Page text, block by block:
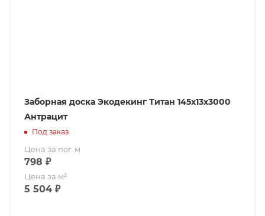
Заборная доска Экодекинг Титан 145х13x3000
Антрацит
Под заказ
Цена за пог. м
798 ₽
Цена за м²
5 504 ₽